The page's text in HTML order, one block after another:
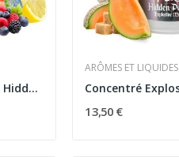
Concentré Green Oasis Hidden Potion Arômes et...
ARÔMES ET LIQUIDES
13,50 €